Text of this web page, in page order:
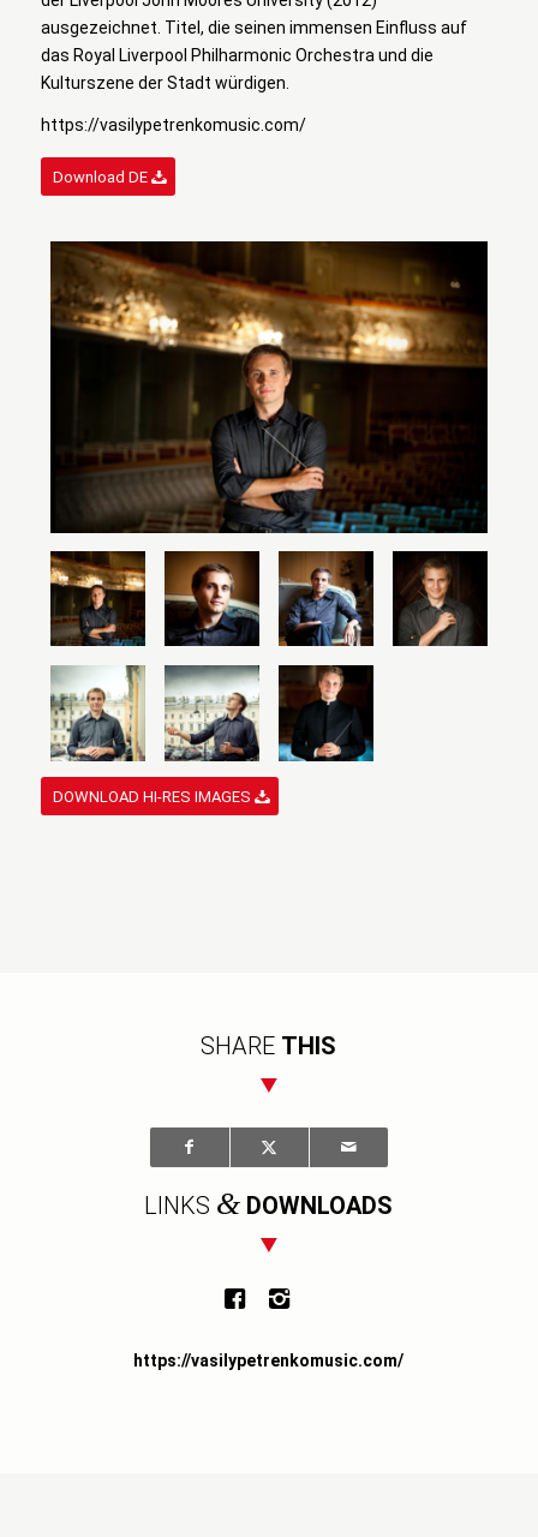
ausgezeichnet. Titel, die seinen immensen Einfluss auf
das Royal Liverpool Philharmonic Orchestra und die
Kulturszene der Stadt würdigen.
https://vasilypetrenkomusic.com/
Download DE
DOWNLOAD HI-RES IMAGES
SHARE THIS
LINKS & DOWNLOADS
https://vasilypetrenkomusic.com/